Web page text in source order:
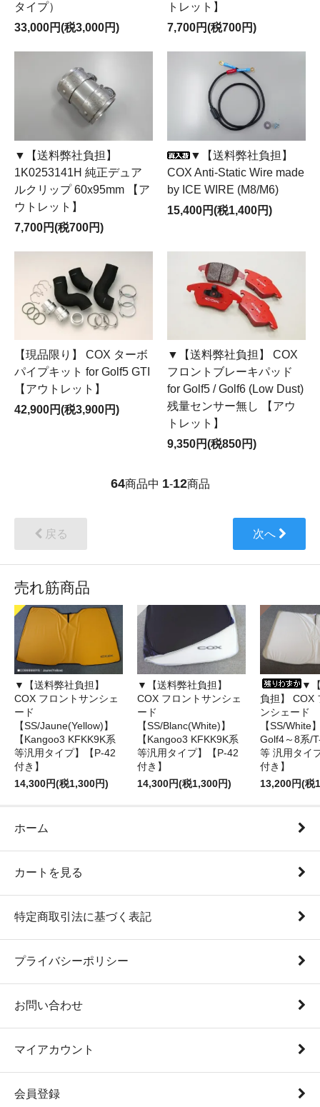
タイプ）
33,000円(税3,000円)
トレット】
7,700円(税700円)
▼【送料弊社負担】
1K0253141H 純正デュア
ルクリップ 60x95mm 【ア
ウトレット】
7,700円(税700円)
▼【送料弊社負担】
COX Anti-Static Wire made
by ICE WIRE (M8/M6)
15,400円(税1,400円)
【現品限り】 COX ターボ
パイプキット for Golf5 GTI
【アウトレット】
42,900円(税3,900円)
▼【送料弊社負担】 COX
フロントブレーキパッド
for Golf5 / Golf6 (Low Dust)
残量センサー無し 【アウ
トレット】
9,350円(税850円)
64商品中 1-12商品
戻る 次へ
売れ筋商品
▼【送料弊社負担】
COX フロントサンシェ
ード
【SS/Jaune(Yellow)】
【Kangoo3 KFKK9K系
等汎用タイプ】【P-42
付き】
14,300円(税1,300円)
▼【送料弊社負担】
COX フロントサンシェ
ード
【SS/Blanc(White)】
【Kangoo3 KFKK9K系
等汎用タイプ】【P-42
付き】
14,300円(税1,300円)
▼
負担】 COX
ンシェード
【SS/White
Golf4～8系/
等 汎用タイ
付き】
13,200円(税
ホーム
カートを見る
特定商取引法に基づく表記
プライバシーポリシー
お問い合わせ
マイアカウント
会員登録